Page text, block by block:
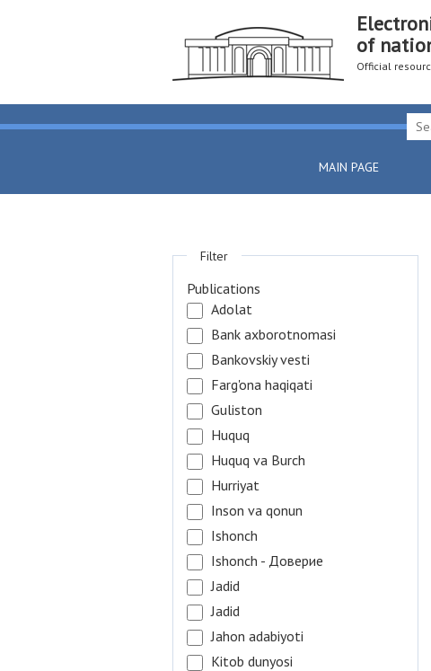
of
Official
MAIN PAGE
Filter
Publications
Adolat
Bank axborotnomasi
Bankovskiy vesti
Farg'ona haqiqati
Guliston
Huquq
Huquq va Burch
Hurriyat
Inson va qonun
Ishonch
Ishonch - Доверие
Jadid
Jadid
Jahon adabiyoti
Kitob dunyosi